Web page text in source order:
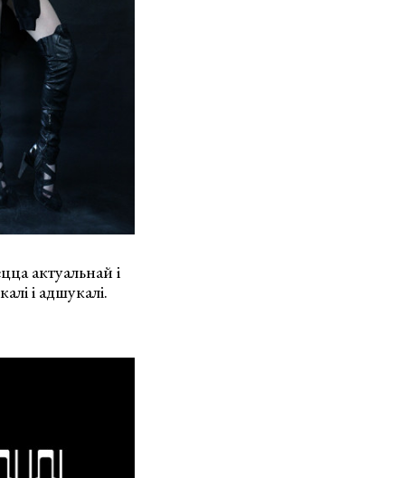
актуальнай і
і адшукалі.